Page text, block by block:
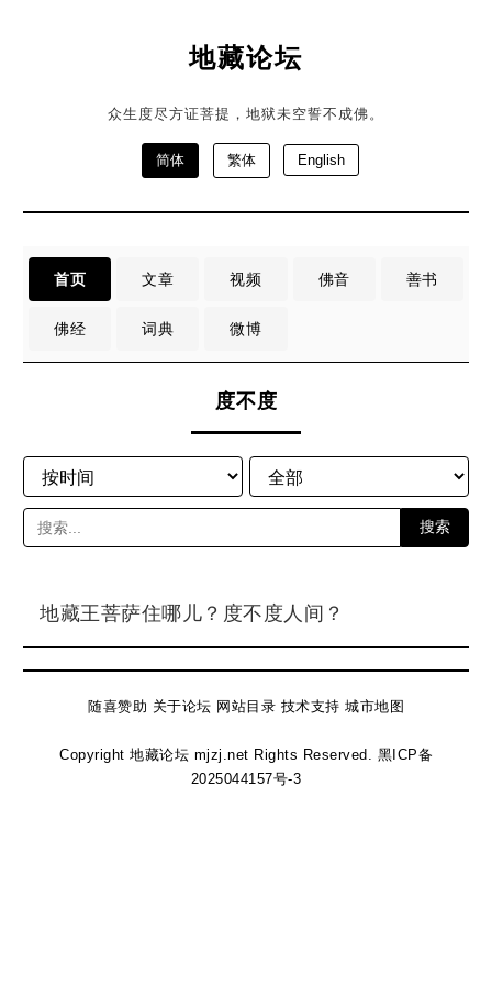
地藏论坛
众生度尽方证菩提，地狱未空誓不成佛。
简体 繁体 English
首页 文章 视频 佛音 善书
佛经 词典 微博
度不度
搜索
地藏王菩萨住哪儿？度不度人间？
随喜赞助 关于论坛 网站目录 技术支持 城市地图
Copyright 地藏论坛 mjzj.net Rights Reserved. 黑ICP备
2025044157号-3